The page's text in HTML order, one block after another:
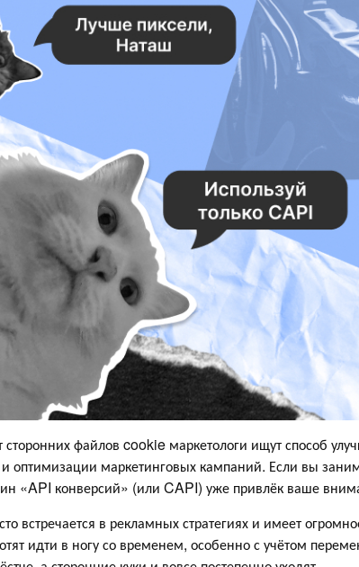
сторонних файлов cookie маркетологи ищут способ
и оптимизации маркетинговых кампаний. Если вы
«API конверсий» (или CAPI) уже привлёк ваше
встречается в рекламных стратегиях и имеет
идти в ногу со временем, особенно с учётом